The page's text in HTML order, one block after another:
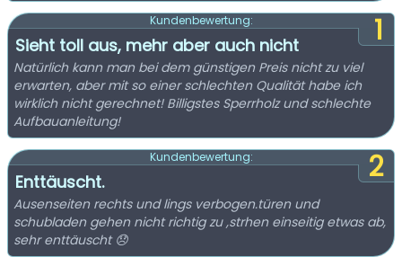
1
Kundenbewertung:
Sieht toll aus, mehr aber auch nicht
Natürlich kann man bei dem günstigen Preis nicht zu viel
erwarten, aber mit so einer schlechten Qualität habe ich
wirklich nicht gerechnet! Billigstes Sperrholz und schlechte
Aufbauanleitung!
2
Kundenbewertung:
Enttäuscht.
Ausenseiten rechts und lings verbogen.türen und
schubladen gehen nicht richtig zu ,strhen einseitig etwas ab,
sehr enttäuscht 😞